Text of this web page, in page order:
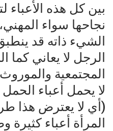
بين كل هذه
نجاحها سواء
الشيء ذاته قد
الرجل لا يعاني
المجتمعية
لا يحمل أعباء الحمل
(أي لا يعترض هذا
المرأة أعباء كثيرة